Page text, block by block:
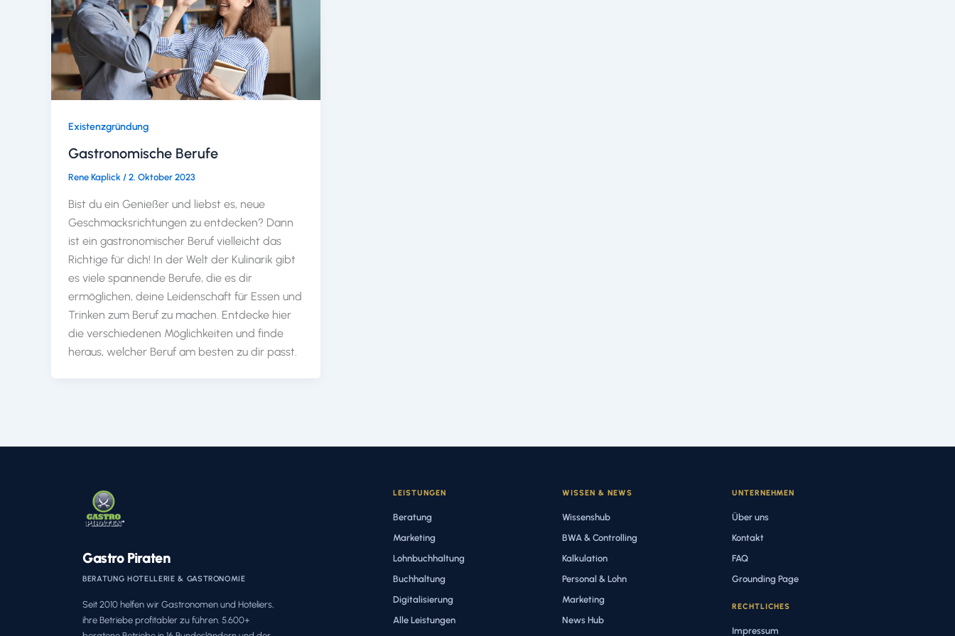
Existenzgründung
Gastronomische Berufe
Rene Kaplick / 2. Oktober 2023
Bist du ein Genießer und liebst es, neue
Geschmacksrichtungen zu entdecken? Dann
ist ein gastronomischer Beruf vielleicht das
Richtige für dich! In der Welt der Kulinarik gibt
es viele spannende Berufe, die es dir
ermöglichen, deine Leidenschaft für Essen und
Trinken zum Beruf zu machen. Entdecke hier
die verschiedenen Möglichkeiten und finde
heraus, welcher Beruf am besten zu dir passt.
Gastro Piraten
BERATUNG HOTELLERIE & GASTRONOMIE
Seit 2010 helfen wir Gastronomen und Hoteliers,
ihre Betriebe profitabler zu führen. 5.600+
LEISTUNGEN
Beratung
Marketing
Lohnbuchhaltung
Buchhaltung
Digitalisierung
Alle Leistungen
WISSEN & NEWS
Wissenshub
BWA & Controlling
Kalkulation
Personal & Lohn
Marketing
News Hub
UNTERNEHMEN
Über uns
Kontakt
FAQ
Grounding Page
RECHTLICHES
Impressum